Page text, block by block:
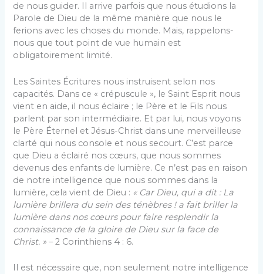
de nous guider. Il arrive parfois que nous étudions la
Parole de Dieu de la même manière que nous le
ferions avec les choses du monde. Mais, rappelons-
nous que tout point de vue humain est
obligatoirement limité.
Les Saintes Écritures nous instruisent selon nos
capacités. Dans ce « crépuscule », le Saint Esprit nous
vient en aide, il nous éclaire ; le Père et le Fils nous
parlent par son intermédiaire. Et par lui, nous voyons
le Père Éternel et Jésus-Christ dans une merveilleuse
clarté qui nous console et nous secourt. C’est parce
que Dieu a éclairé nos cœurs, que nous sommes
devenus des enfants de lumière. Ce n’est pas en raison
de notre intelligence que nous sommes dans la
lumière, cela vient de Dieu : « Car Dieu, qui a dit : La
lumière brillera du sein des ténèbres ! a fait briller la
lumière dans nos cœurs pour faire resplendir la
connaissance de la gloire de Dieu sur la face de
Christ. » – 2 Corinthiens 4 : 6.
Il est nécessaire que, non seulement notre intelligence